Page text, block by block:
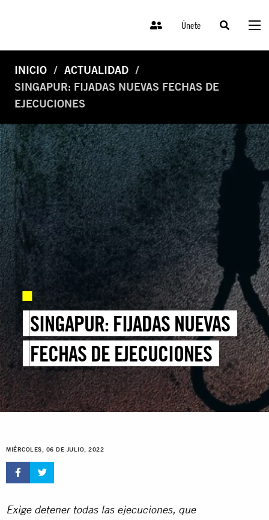
Únete
INICIO
ACTUALIDAD
SINGAPUR: FIJADAS NUEVAS FECHAS DE
EJECUCIONES
SINGAPUR: FIJADAS NUEVAS
FECHAS DE EJECUCIONES
MIÉRCOLES, 06 DE JULIO, 2022
Exige detener todas las ejecuciones, que